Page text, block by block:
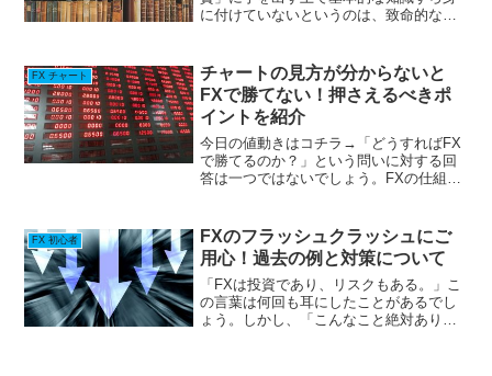
に付けていないというのは、致命的な状
100％成功しないということではありませ
ん。特にFXは初心者...
FX チャート
チャートの見方が分からないと
FXで勝てない！押さえるべきポ
イントを紹介
今日の値動きはコチラ→「どうすればFX
で勝てるのか？」という問いに対する回
答は一つではないでしょう。FXの仕組み
る人が大勢います。ほんの一握りの人だ
けがFXで勝って...
FX 初心者
FXのフラッシュクラッシュにご
用心！過去の例と対策について
「FXは投資であり、リスクもある。」こ
の言葉は何回も耳にしたことがあるでし
ょう。しかし、「こんなこと絶対あり得